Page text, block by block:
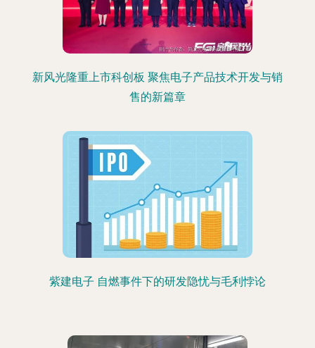
新风光隆重上市科创板 聚焦电子产品技术开发与销
售的新篇章
紫建电子 自燃事件下的研发隐忧与毛利悖论